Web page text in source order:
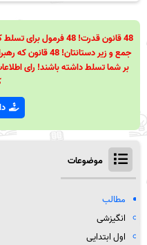
جمع و زیر
بر شما تسلط داشته باشند! رای
موضوعات
مطالب
انگیزشی
اول ابتدایی